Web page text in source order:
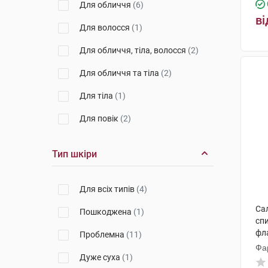
Ключі Здоров'я
піна нашкірна(2)
крем-бальзам(1)
таблетки (6)
аерозоль (3)
лосьйон (14)
порошок для розчину для
рідина для зовнішнього
застосування(2)
порошок нашкірний
шампунь(12)
мазь назальна(2)
спрей нашкірний
Для обличчя (6)
Для волосся (1)
Для обличчя, тіла, волосся (2)
Для обличчя та тіла (2)
Для тіла (1)
Для повік (2)
Тип шкіри
Для всіх типів (4)
Пошкоджена (1)
Проблемна (11)
Дуже суха (1)